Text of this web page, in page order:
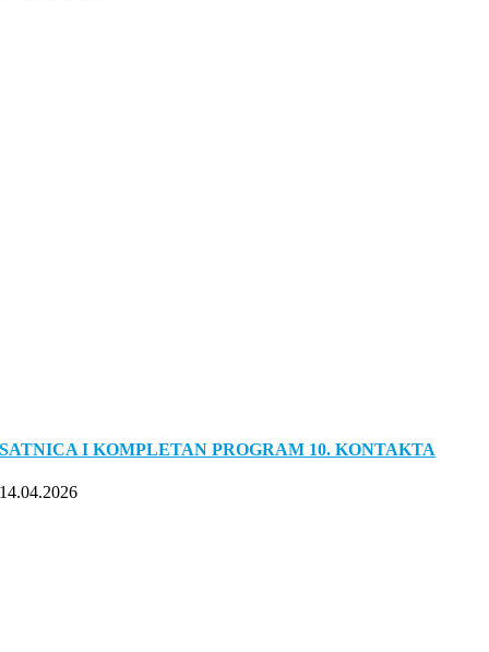
SATNICA I KOMPLETAN PROGRAM 10. KONTAKTA
14.04.2026